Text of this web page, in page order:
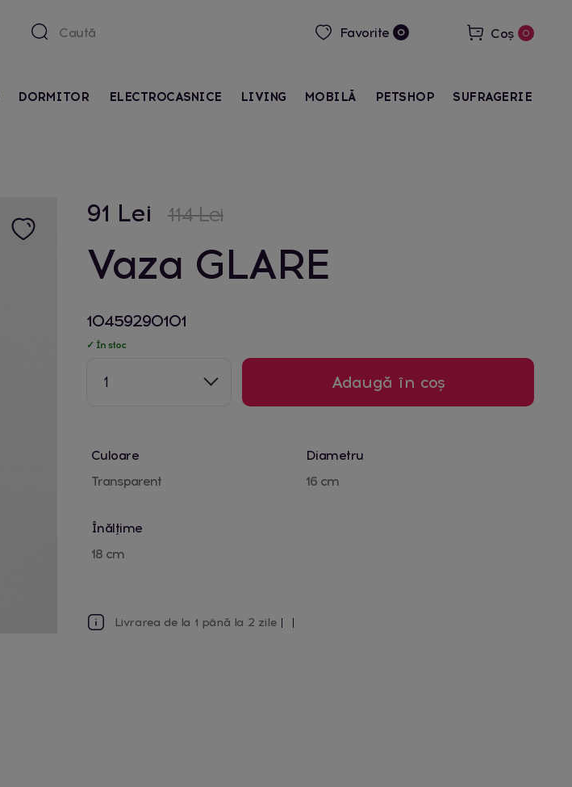
Favorite 0 Coș 0
DORMITOR ELECTROCASNICE LIVING MOBILĂ PETSHOP SUFRAGERIE
91 Lei 114 Lei
Vaza GLARE
10459290101
✓ În stoc
1 Adaugă în coș
Culoare
Transparent
Diametru
16 cm
Înălțime
18 cm
Livrarea de la 1 până la 2 zile